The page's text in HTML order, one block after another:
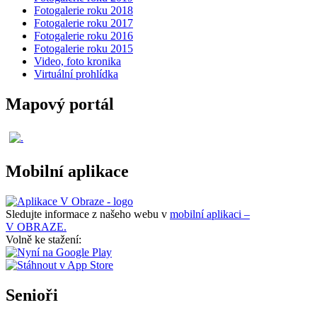
Fotogalerie roku 2018
Fotogalerie roku 2017
Fotogalerie roku 2016
Fotogalerie roku 2015
Video, foto kronika
Virtuální prohlídka
Mapový portál
Mobilní aplikace
Sledujte informace z našeho webu v mobilní aplikaci –
V OBRAZE.
Volně ke stažení:
Senioři